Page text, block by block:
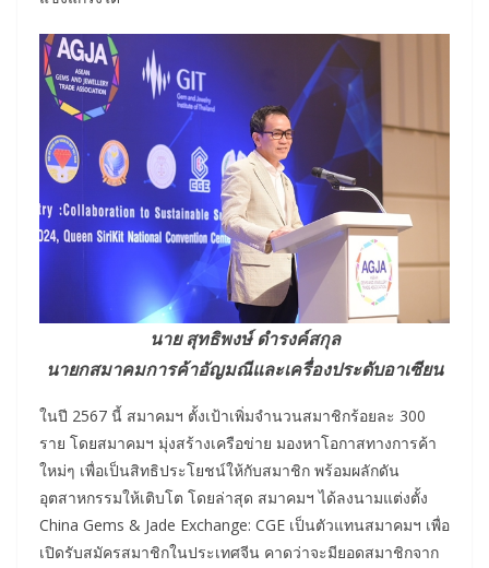
นาย สุทธิพงษ์ ดำรงค์สกุล
นายกสมาคมการค้าอัญมณีและเครื่องประดับอาเซียน
ในปี 2567 นี้ สมาคมฯ ตั้งเป้าเพิ่มจำนวนสมาชิกร้อยละ 300
ราย โดยสมาคมฯ มุ่งสร้างเครือข่าย มองหาโอกาสทางการค้า
ใหม่ๆ เพื่อเป็นสิทธิประโยชน์ให้กับสมาชิก พร้อมผลักดัน
อุตสาหกรรมให้เติบโต โดยล่าสุด สมาคมฯ ได้ลงนามแต่งตั้ง
China Gems & Jade Exchange: CGE เป็นตัวแทนสมาคมฯ เพื่อ
เปิดรับสมัครสมาชิกในประเทศจีน คาดว่าจะมียอดสมาชิกจาก